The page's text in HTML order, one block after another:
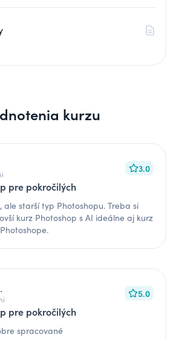
kurzu
3.0
pre pokročilých
ale starší typ Photoshopu. Treba si
kurz Photoshop s AI ideálne aj kurz
5.0
pre pokročilých
spracované